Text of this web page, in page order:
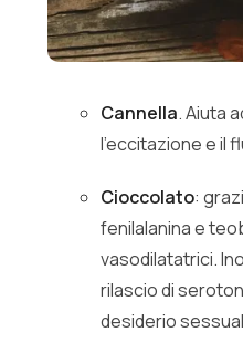
Cannella. Aiuta
l’eccitazione e il
Cioccolato:
fenilalanina e
vasodilatatrici.
rilascio di
desiderio